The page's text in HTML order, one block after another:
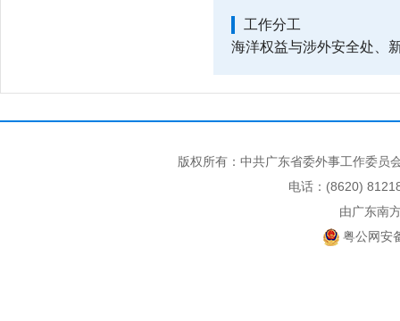
工作分工
海洋权益与涉外安全处、
版权所有：中共广东省委外事工作委
电话：(8620)
由广东南
粤公网安